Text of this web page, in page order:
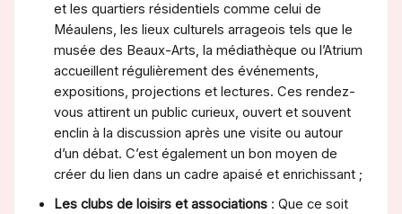
et les quartiers résidentiels comme celui de
Méaulens, les lieux culturels arrageois tels que le
musée des Beaux-Arts, la médiathèque ou l’Atrium
accueillent régulièrement des événements,
expositions, projections et lectures. Ces rendez-
vous attirent un public curieux, ouvert et souvent
enclin à la discussion après une visite ou autour
d’un débat. C’est également un bon moyen de
créer du lien dans un cadre apaisé et enrichissant ;
Les clubs de loisirs et associations: Que ce soit